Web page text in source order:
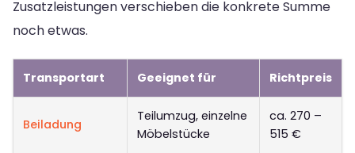
Zusatzleistungen verschieben die konkrete Summe
noch etwas.
Transportart Geeignet für Richtpreis
Beiladung
Teilumzug, einzelne
Möbelstücke
ca. 270 –
515 €